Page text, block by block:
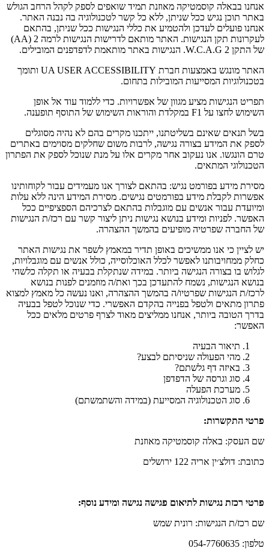
אנחנו בבאלה קוסמטיקה מאוזנת תמיד שואפים לספק לקהל הרחב הגולש
באתר תוכן נגיש ככל שניתן, ללא כל קשר לטכנולוגיה בה נבנה האתר.
אנחנו פועלים לעדכן ולהטמיע את כללי הנגישות ככל שניתן, בהתאם
לעקרונות תקן הנגישות. האתר מותאם לדרישות הנגישות לרמה 2 (AA)
של התקן W.C.A.G 2. הנגישות באתר מותאמת לדפדפנים המובילים.
האתר מונגש באמצעות חברת UA USER ACCESSIBILITY ותומך
בטכנולוגיות המסייעות המובילות בתחום.
תפריט הנגישות מציע מגוון של אפשרויות. כדי ללמוד עוד אל אופן
השימוש לחצו על F1 במקלדת והוראות השימוש של התוסף תופענה.
בשל תנאים שאינם בשליטתנו, ייתכנו מקרים בהם לא נהיה מסוגלים
לספק את המידע בצורה נגישה, לרבות משום שחלקים מסוימים באתרים
טרם הונגשו. אנו נעקוב אחר מקרים אלו על מנת שנוכל לספק את הפתרון
הטכנולוגי המתאים.
מסירת מידע בפורמט נגיש: בהתאם לצורך אנו מעמידים עבור לקוחותינו
אפשרות לקבלת מידע בפורמטים נגישים. מסירת המידע הינה ללא עלות
ומיועדת עבור אנשים עם מוגבלות בהתאם לצרכיהם הספציפיים ככל
האפשר. לפניות ומידע בנושא נגישות ניתן ליצור קשר עם רכז/ת הנגישות
של החברה שפרטיה מופיעים בהמשך ההצהרה.
יש לציין כי אנו ממשיכים באופן תדיר במאמץ לשפר את נגישות האתר
כחלק ממחויבותנו לאפשר לכלל האוכלוסייה, כולל אנשים עם מוגבלויות,
לגלוש בו בצורה הנגישה ביותר. במידה שנתקלת בבעיה או תקלה כלשהי
בנושא הנגישות, נשמח להתעדכן בכך ואת/ה מוזמנים לפנות בנושא
לרכז/ת הנגישות שפרטיו/ה בהמשך ההצהרה, ואנו נעשה כל מאמץ למצוא
פתרון מתאים ולטפל בפנייה בהקדם האפשרי. כדי שנוכל לטפל בבעיה
בדרך הטובה ביותר, אנחנו ממליצים מאוד לצרף פרטים מלאים ככל
האפשר:
תיאור הבעיה
מהי הפעולה שניסיתם לבצע?
באיזה דף גלשתם?
סוג וגרסה של הדפדפן
מערכת הפעלה
סוג הטכנולוגיה המסייעת (במידה והשתמשתם)
פרטי התקשרות:
שם העסק: באלה קוסמטיקה מאוזנת
כתובת: דולצ׳ין אריה 122 ירושלים
פרטי רכזת נגישות לתיאום פגישה נגישה ומידע נוסף:
שם רכז/ת הנגישות: רונית שמש
טלפון: 054-7760635